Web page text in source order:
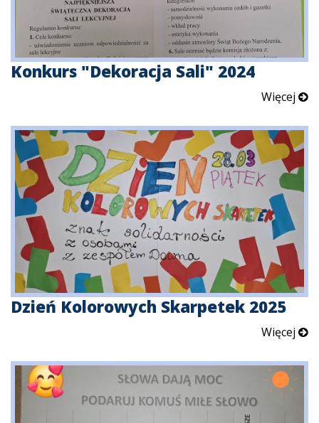
Konkurs "Dekoracja Sali" 2024
Więcej
Dzień Kolorowych Skarpetek 2025
Więcej